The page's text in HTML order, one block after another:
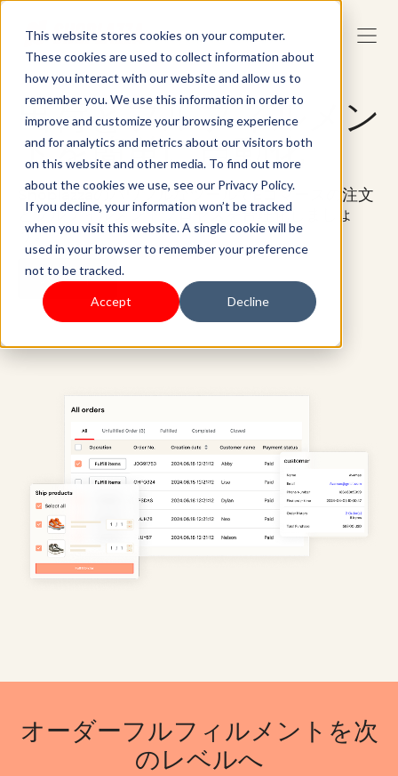
This website stores cookies on your computer.
These cookies are used to collect information about
how you interact with our website and allow us to
remember you. We use this information in order to
improve and customize your browsing experience
and for analytics and metrics about our visitors both
on this website and other media. To find out more
about the cookies we use, see our Privacy Policy.
If you decline, your information won’t be tracked
when you visit this website. A single cookie will be
used in your browser to remember your preference
not to be tracked.
Accept Decline
出荷とフルフィルメン
トを簡単に自動化
ShoplazzaのパワフルなツールでEコマースの注文
とフルフィルメントプロセスを合理化しましょ
う。
スタート
オーダーフルフィルメントを次
のレベルへ